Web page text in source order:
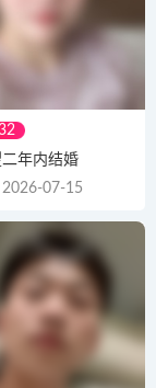
二年内结婚
2026-07-15